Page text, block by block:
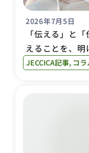
2026年7月5日
「伝える」と
えることを、明
JECCICA記事, コラ